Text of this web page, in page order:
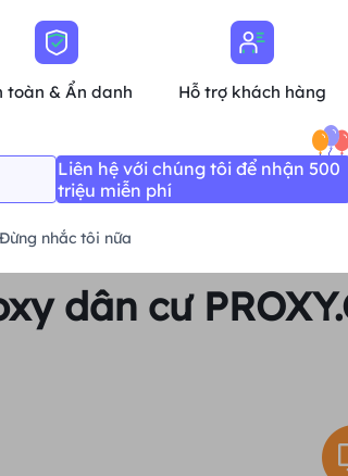
Mua ngay
dân cư
toàn & Ẩn danh Hỗ trợ khách hàng
Liên hệ với chúng tôi để nhận 500
triệu miễn phí
Đừng nhắc tôi nữa